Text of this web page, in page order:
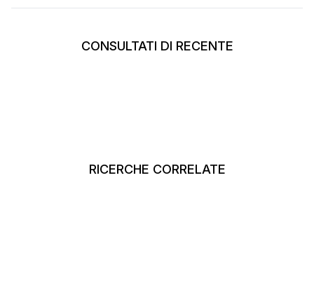
CONSULTATI DI RECENTE
RICERCHE CORRELATE